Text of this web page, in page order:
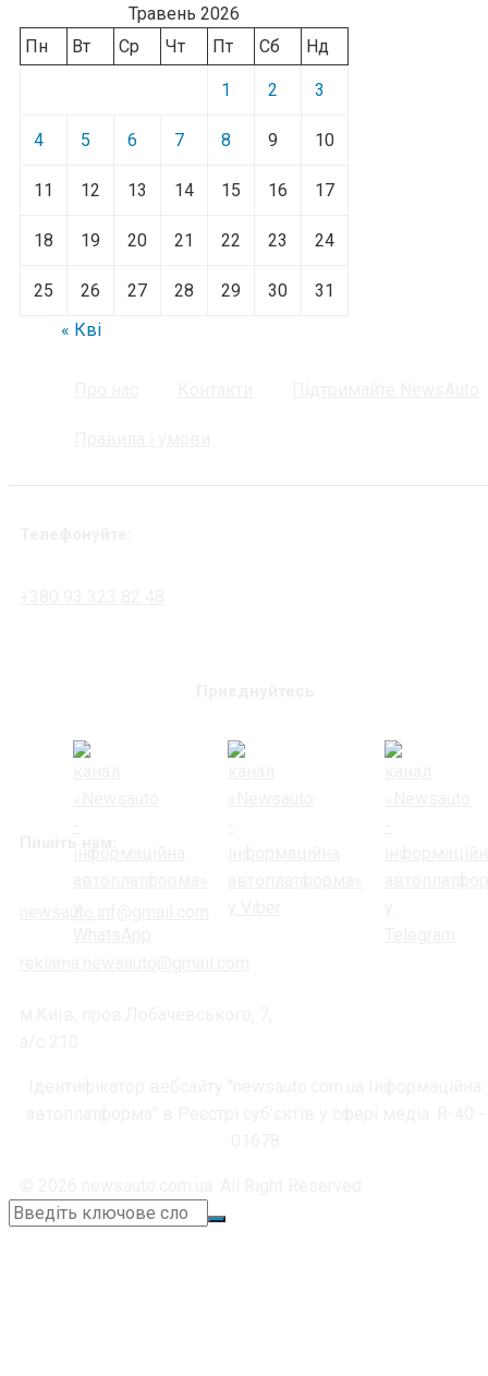
Травень 2026
Пн
Вт Ср Чт Пт Сб Нд
1 2 3
4 5 6 7 8 9 10
11 12 13 14 15 16 17
18 19 20 21 22 23 24
25 26 27 28 29 30
31
« Кві